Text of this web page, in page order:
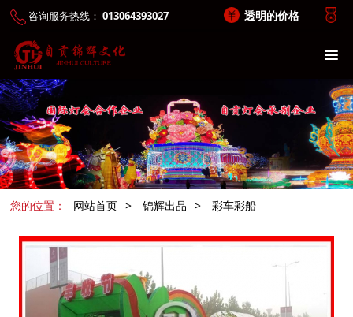
咨询服务热线： 013064393027 透明的价格
您的位置： 网站首页 > 锦辉出品 > 彩车彩船